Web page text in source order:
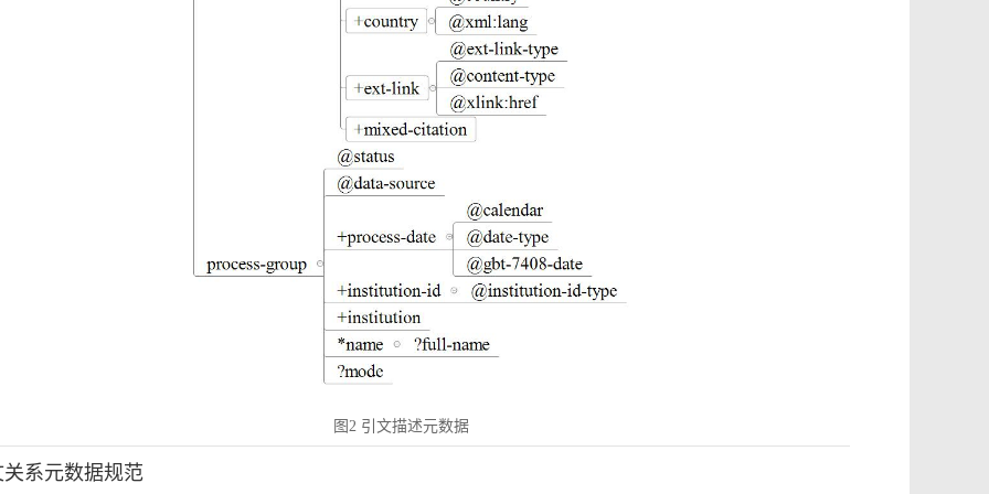
图2 引文描述元数据
关系元数据规范